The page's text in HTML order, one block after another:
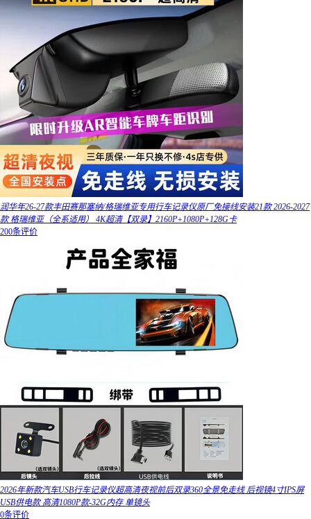
润华年26-27款丰田赛那塞纳/格瑞维亚专用行车记录仪原厂免接线安装21款 2026-2027
款 格瑞维亚（全系适用） 4K超清【双录】2160P+1080P+128G卡
200条评价
2026年新款汽车USB行车记录仪超高清夜视前后双录360全景免走线 后视镜4寸IPS屏
USB供电款 高清1080P款-32G内存 单镜头
0条评价